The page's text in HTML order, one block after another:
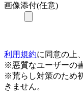
画像添付(任意)
利用規約に同意の上
※悪質なユーザーの
※荒らし対策のため
きません。